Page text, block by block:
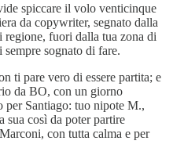
spiccare il volo venticinque
da copywriter, segnato dalla
fuori dalla tua zona di
sognato di fare.
ti pare vero di essere partita; e
da BO, con un giorno
per Santiago: tuo nipote M.,
sua così da poter partire
con tutta calma e per